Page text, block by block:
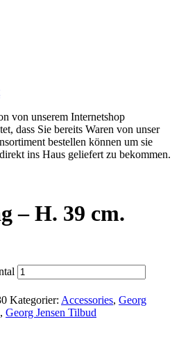
von unserem Internetshop
dass Sie bereits Waren von unser
bestellen können um sie
ins Haus geliefert zu bekommen.
– H. 39 cm.
Kategorier: Accessories, Georg
, Georg Jensen Tilbud